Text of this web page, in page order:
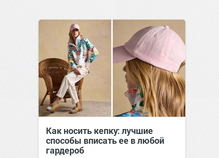
Как носить кепку: лучшие
способы вписать ее в любой
гардероб